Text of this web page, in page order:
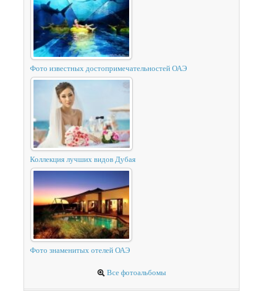
Фото известных достопримечательностей ОАЭ
Коллекция лучших видов Дубая
Фото знаменитых отелей ОАЭ
Все фотоальбомы